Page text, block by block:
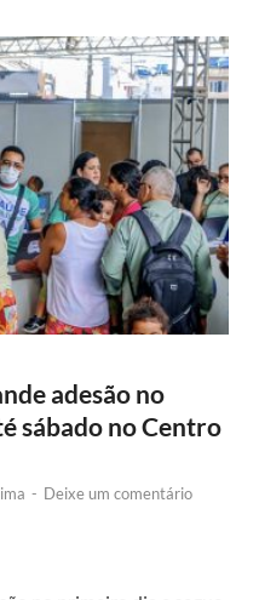
adesão no
sábado no Centro
- Deixe um comentário